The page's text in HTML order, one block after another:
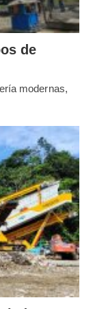
de
modernas,